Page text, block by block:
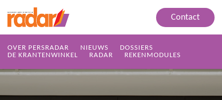
Contact
OVER PERSRADAR NIEUWS
DOSSIERS
DE KRANTENWINKEL
RADAR REKENMODULES